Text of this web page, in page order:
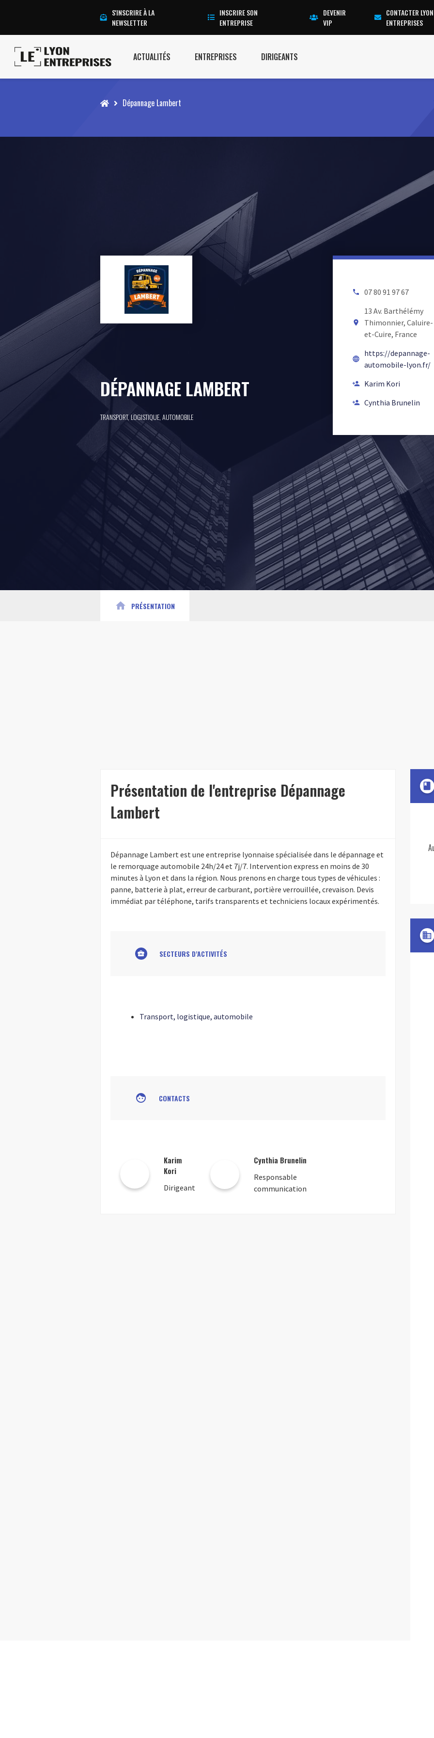
S'INSCRIRE À LA
NEWSLETTER
INSCRIRE SON
ENTREPRISE
DEVENIR
VIP
CONTACTER LYON
ENTREPRISES
ACTUALITÉS ENTREPRISES DIRIGEANTS
Accueil Dépannage Lambert
DÉPANNAGE LAMBERT
TRANSPORT, LOGISTIQUE, AUTOMOBILE
local_phone 07 80 91 97 67
room
13 Av. Barthélémy
Thimonnier, Caluire-
et-Cuire, France
language
https://depannage-
automobile-lyon.fr/
person_add Karim Kori
person_add Cynthia Brunelin
home PRÉSENTATION
Présentation de l'entreprise Dépannage
Lambert
Dépannage Lambert est une entreprise lyonnaise spécialisée dans le dépannage et
le remorquage automobile 24h/24 et 7j/7. Intervention express en moins de 30
minutes à Lyon et dans la région. Nous prenons en charge tous types de véhicules :
panne, batterie à plat, erreur de carburant, portière verrouillée, crevaison. Devis
immédiat par téléphone, tarifs transparents et techniciens locaux expérimentés.
business_center SECTEURS D’ACTIVITÉS
Transport, logistique, automobile
face CONTACTS
Karim
Kori
Dirigeant
Cynthia Brunelin
Responsable
communication
book
domain